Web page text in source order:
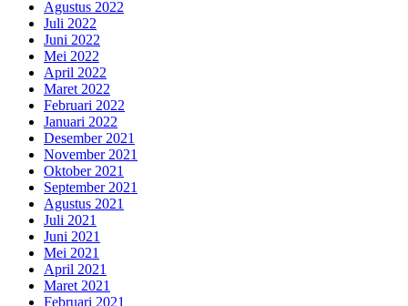
Agustus 2022
Juli 2022
Juni 2022
Mei 2022
April 2022
Maret 2022
Februari 2022
Januari 2022
Desember 2021
November 2021
Oktober 2021
September 2021
Agustus 2021
Juli 2021
Juni 2021
Mei 2021
April 2021
Maret 2021
Februari 2021